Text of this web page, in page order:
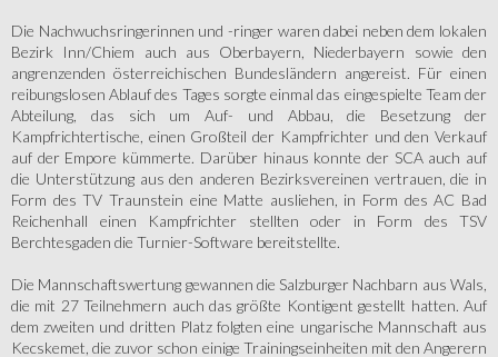
Die Nachwuchsringerinnen und -ringer waren dabei neben dem lokalen
Bezirk Inn/Chiem auch aus Oberbayern, Niederbayern sowie den
angrenzenden österreichischen Bundesländern angereist. Für einen
reibungslosen Ablauf des Tages sorgte einmal das eingespielte Team der
Abteilung, das sich um Auf- und Abbau, die Besetzung der
Kampfrichtertische, einen Großteil der Kampfrichter und den Verkauf
auf der Empore kümmerte. Darüber hinaus konnte der SCA auch auf
die Unterstützung aus den anderen Bezirksvereinen vertrauen, die in
Form des TV Traunstein eine Matte ausliehen, in Form des AC Bad
Reichenhall einen Kampfrichter stellten oder in Form des TSV
Berchtesgaden die Turnier-Software bereitstellte.
Die Mannschaftswertung gewannen die Salzburger Nachbarn aus Wals,
die mit 27 Teilnehmern auch das größte Kontigent gestellt hatten. Auf
dem zweiten und dritten Platz folgten eine ungarische Mannschaft aus
Kecskemet, die zuvor schon einige Trainingseinheiten mit den Angerern